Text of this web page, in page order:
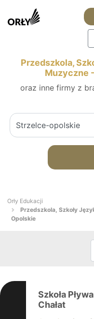
Przedszkola,
Muzyczne
oraz inne firmy z
Orły Edukacji
Przedszkola, Szkoły
Opolskie
Szkoła
Chałat